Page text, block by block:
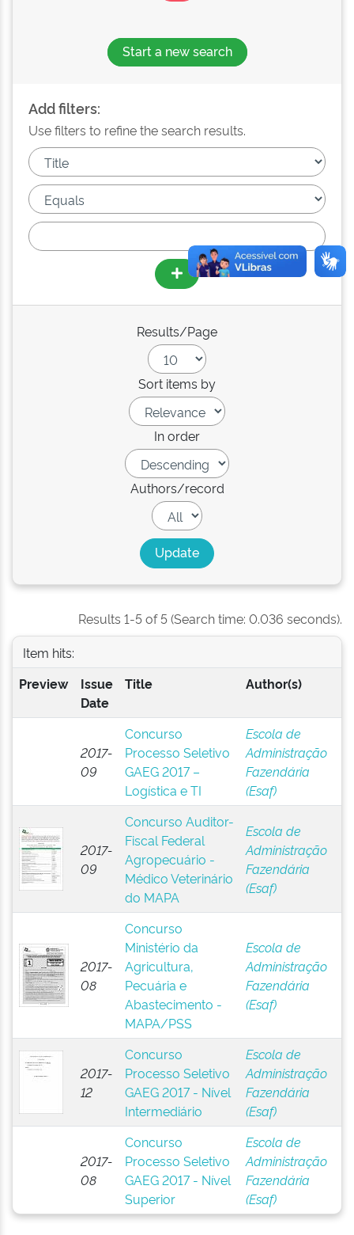
Start a new search
Add filters:
Use filters to refine the search results.
Results/Page
Sort items by
In order
Authors/record
Results 1-5 of 5 (Search time: 0.036 seconds).
Item hits:
Preview
Issue
Date
Title Author(s)
2017-
09
Concurso
Processo Seletivo
GAEG 2017 –
Logística e TI
Escola de
Administração
Fazendária
(Esaf)
2017-
09
Concurso Auditor-
Fiscal Federal
Agropecuário -
Médico Veterinário
do MAPA
Escola de
Administração
Fazendária
(Esaf)
2017-
08
Concurso
Ministério da
Agricultura,
Pecuária e
Abastecimento -
MAPA/PSS
Escola de
Administração
Fazendária
(Esaf)
2017-
12
Concurso
Processo Seletivo
GAEG 2017 - Nível
Intermediário
Escola de
Administração
Fazendária
(Esaf)
2017-
08
Concurso
Processo Seletivo
GAEG 2017 - Nível
Superior
Escola de
Administração
Fazendária
(Esaf)